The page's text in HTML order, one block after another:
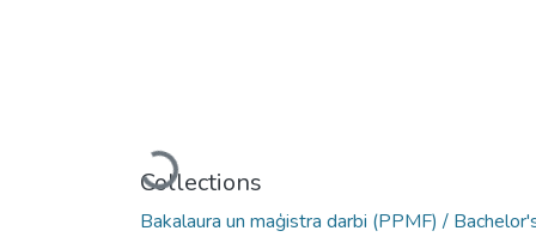
Loading...
Collections
Bakalaura un maģistra darbi (PPMF) /